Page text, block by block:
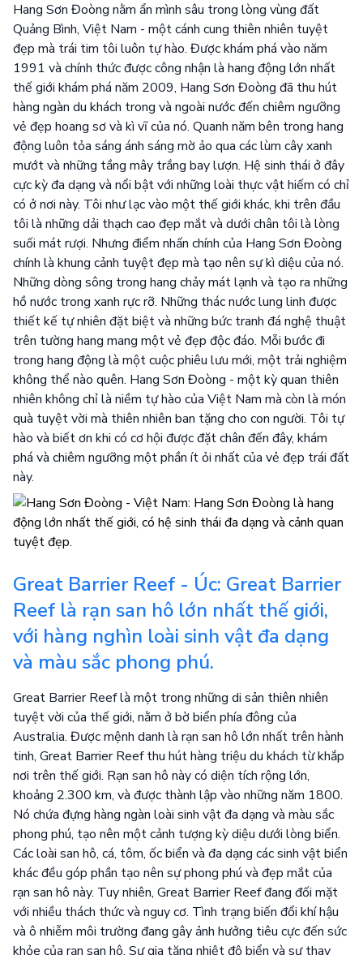
Hang Sơn Đoòng nằm ẩn mình sâu trong lòng vùng đất
Quảng Bình, Việt Nam - một cánh cung thiên nhiên tuyệt
đẹp mà trái tim tôi luôn tự hào. Được khám phá vào năm
1991 và chính thức được công nhận là hang động lớn nhất
thế giới khám phá năm 2009, Hang Sơn Đoòng đã thu hút
hàng ngàn du khách trong và ngoài nước đến chiêm ngưỡng
vẻ đẹp hoang sơ và kì vĩ của nó. Quanh năm bên trong hang
động luôn tỏa sáng ánh sáng mờ ảo qua các lùm cây xanh
mướt và những tầng mây trắng bay lượn. Hệ sinh thái ở đây
cực kỳ đa dạng và nổi bật với những loài thực vật hiếm có chỉ
có ở nơi này. Tôi như lạc vào một thế giới khác, khi trên đầu
tôi là những dải thạch cao đẹp mắt và dưới chân tôi là lòng
suối mát rượi. Nhưng điểm nhấn chính của Hang Sơn Đoòng
chính là khung cảnh tuyệt đẹp mà tạo nên sự kì diệu của nó.
Những dòng sông trong hang chảy mát lạnh và tạo ra những
hồ nước trong xanh rực rỡ. Những thác nước lung linh được
thiết kế tự nhiên đặt biệt và những bức tranh đá nghệ thuật
trên tường hang mang một vẻ đẹp độc đáo. Mỗi bước đi
trong hang động là một cuộc phiêu lưu mới, một trải nghiệm
không thể nào quên. Hang Sơn Đoòng - một kỳ quan thiên
nhiên không chỉ là niềm tự hào của Việt Nam mà còn là món
quà tuyệt vời mà thiên nhiên ban tặng cho con người. Tôi tự
hào và biết ơn khi có cơ hội được đặt chân đến đây, khám
phá và chiêm ngưỡng một phần ít ỏi nhất của vẻ đẹp trái đất
này.
Great Barrier Reef - Úc: Great Barrier
Reef là rạn san hô lớn nhất thế giới,
với hàng nghìn loài sinh vật đa dạng
và màu sắc phong phú.
Great Barrier Reef là một trong những di sản thiên nhiên
tuyệt vời của thế giới, nằm ở bờ biển phía đông của
Australia. Được mệnh danh là rạn san hô lớn nhất trên hành
tinh, Great Barrier Reef thu hút hàng triệu du khách từ khắp
nơi trên thế giới. Rạn san hô này có diện tích rộng lớn,
khoảng 2.300 km, và được thành lập vào những năm 1800.
Nó chứa đựng hàng ngàn loài sinh vật đa dạng và màu sắc
phong phú, tạo nên một cảnh tượng kỳ diệu dưới lòng biển.
Các loài san hô, cá, tôm, ốc biển và đa dạng các sinh vật biển
khác đều góp phần tạo nên sự phong phú và đẹp mắt của
rạn san hô này. Tuy nhiên, Great Barrier Reef đang đối mặt
với nhiều thách thức và nguy cơ. Tình trạng biến đổi khí hậu
và ô nhiễm môi trường đang gây ảnh hưởng tiêu cực đến sức
khỏe của rạn san hô. Sự gia tăng nhiệt độ biển và sự thay